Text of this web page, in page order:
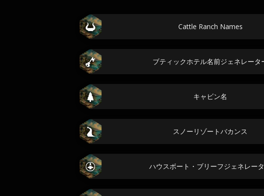
Cattle Ranch Names
ブティックホテル名前ジェネレータ
キャビン名
スノーリゾートバカンス
ハウスボート・ブリーフジェネレー